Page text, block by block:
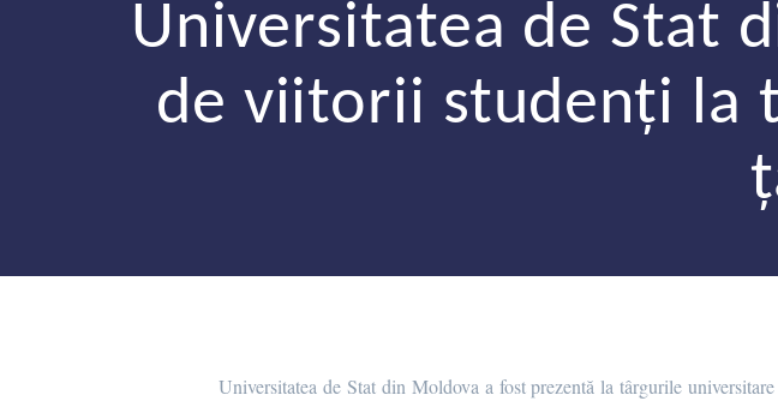
Universitatea de Stat
de viitorii studenți la
Universitatea de Stat din Moldova a fost prezentă la târgurile